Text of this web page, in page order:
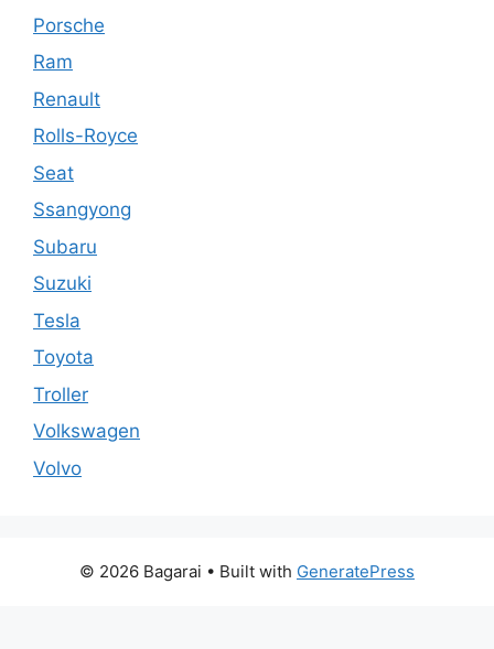
Porsche
Ram
Renault
Rolls-Royce
Seat
Ssangyong
Subaru
Suzuki
Tesla
Toyota
Troller
Volkswagen
Volvo
© 2026 Bagarai • Built with GeneratePress